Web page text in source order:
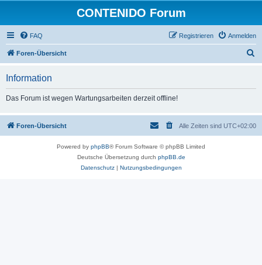
CONTENIDO Forum
FAQ Anmelden
Registrieren
Foren-Übersicht
Information
Das Forum ist wegen Wartungsarbeiten derzeit offline!
Foren-Übersicht Alle Zeiten sind UTC+02:00
Powered by phpBB® Forum Software © phpBB Limited
Deutsche Übersetzung durch phpBB.de
Datenschutz| Nutzungsbedingungen